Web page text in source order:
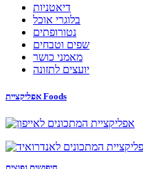
דיאטניות
בלוגרי אוכל
נטורופתים
שפים וטבחים
מאמני כושר
יועצים לתזונה
אפליקציית Foods